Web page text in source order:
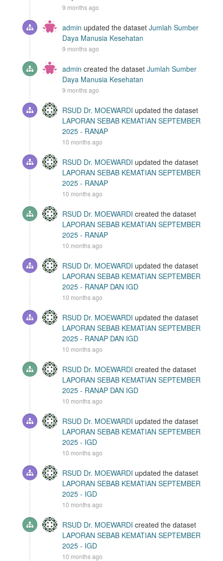
9 months ago
admin updated the dataset Jumlah Sumber
Daya Manusia Kesehatan
9 months ago
admin created the dataset Jumlah Sumber
Daya Manusia Kesehatan
9 months ago
RSUD Dr. MOEWARDI updated the dataset
LAPORAN SEBAB KEMATIAN SEPTEMBER
2025 - RANAP
10 months ago
RSUD Dr. MOEWARDI updated the dataset
LAPORAN SEBAB KEMATIAN SEPTEMBER
2025 - RANAP
10 months ago
RSUD Dr. MOEWARDI created the dataset
LAPORAN SEBAB KEMATIAN SEPTEMBER
2025 - RANAP
10 months ago
RSUD Dr. MOEWARDI updated the dataset
LAPORAN SEBAB KEMATIAN SEPTEMBER
2025 - RANAP DAN IGD
10 months ago
RSUD Dr. MOEWARDI updated the dataset
LAPORAN SEBAB KEMATIAN SEPTEMBER
2025 - RANAP DAN IGD
10 months ago
RSUD Dr. MOEWARDI created the dataset
LAPORAN SEBAB KEMATIAN SEPTEMBER
2025 - RANAP DAN IGD
10 months ago
RSUD Dr. MOEWARDI updated the dataset
LAPORAN SEBAB KEMATIAN SEPTEMBER
2025 - IGD
10 months ago
RSUD Dr. MOEWARDI updated the dataset
LAPORAN SEBAB KEMATIAN SEPTEMBER
2025 - IGD
10 months ago
RSUD Dr. MOEWARDI created the dataset
LAPORAN SEBAB KEMATIAN SEPTEMBER
2025 - IGD
10 months ago